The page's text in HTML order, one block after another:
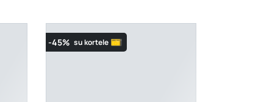
-45% su kortele